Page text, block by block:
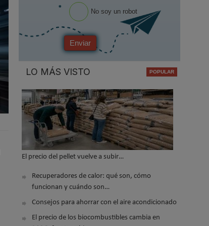
* No soy un robot
Enviar
LO MÁS VISTO
El precio del pellet vuelve a subir…
Recuperadores de calor: qué son, cómo
funcionan y cuándo son…
Consejos para ahorrar con el aire acondicionado
El precio de los biocombustibles cambia en